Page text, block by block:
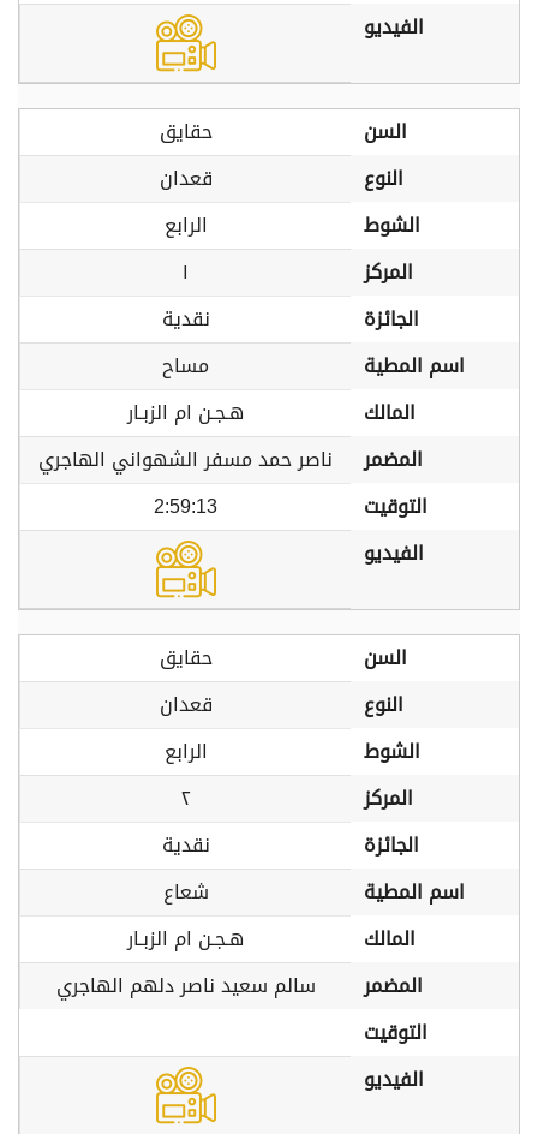
الفيديو
السن
حقايق
النوع
قعدان
الشوط
الرابع
المركز
١
الجائزة
نقدية
اسم المطية
مساح
المالك
هـجـن ام الزبـار
المضمر
ناصر حمد مسفر الشهواني الهاجري
التوقيت
2:59:13
الفيديو
السن
حقايق
النوع
قعدان
الشوط
الرابع
المركز
٢
الجائزة
نقدية
اسم المطية
شعاع
المالك
هـجـن ام الزبـار
المضمر
سالم سعيد ناصر دلهم الهاجري
التوقيت
الفيديو